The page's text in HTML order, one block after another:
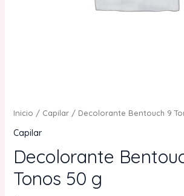
Inicio / Capilar/ Decolorante Bentouch 9
Capilar
Decolorante
Tonos 50 g